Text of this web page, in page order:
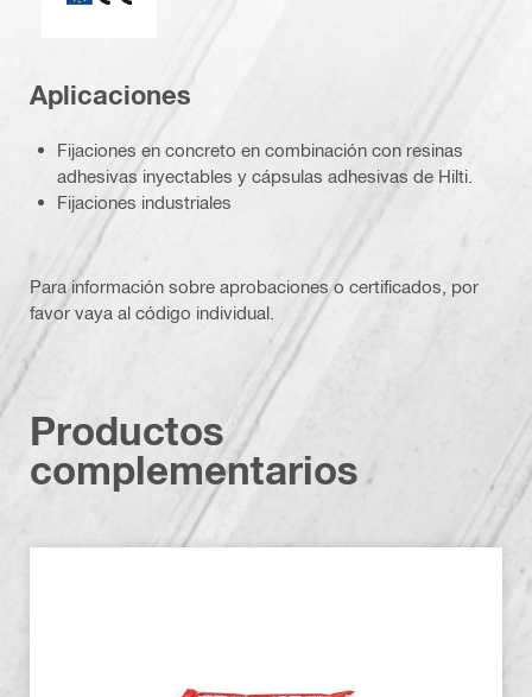
Aplicaciones
Fijaciones en concreto en combinación con resinas
adhesivas inyectables y cápsulas adhesivas de Hilti.
Fijaciones industriales
Para información sobre aprobaciones o certificados, por
favor vaya al código individual.
Productos
complementarios